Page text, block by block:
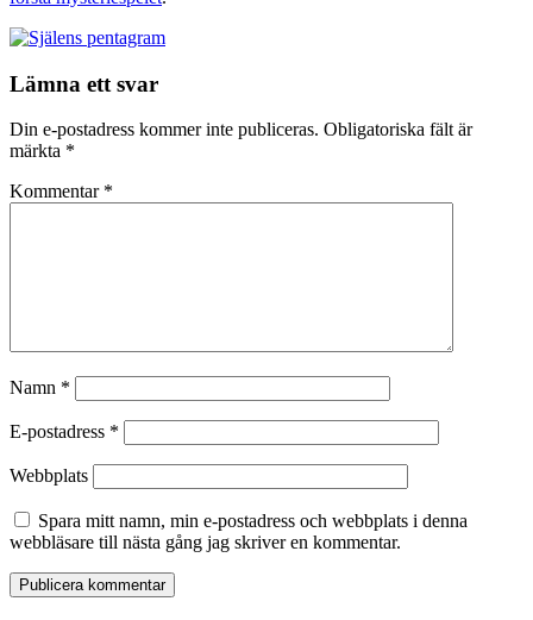
Lämna ett svar
Din e-postadress kommer inte publiceras. Obligatoriska fält är
märkta *
Kommentar *
Namn *
E-postadress *
Webbplats
Spara mitt namn, min e-postadress och webbplats i denna
webbläsare till nästa gång jag skriver en kommentar.